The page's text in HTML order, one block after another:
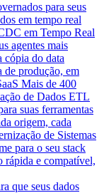
para seus
em tempo real
em Tempo Real
agentes mais
cópia do data
de produção, em
Mais de 400
de Dados ETL
suas ferramentas
origem, cada
de Sistemas
para o seu stack
rápida e compatível,
que seus dados